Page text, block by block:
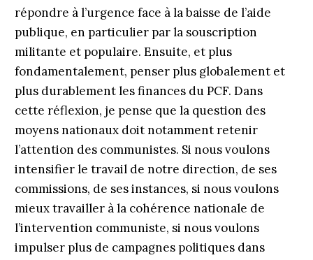
répondre à l’urgence face à la baisse de l’aide
publique, en particulier par la souscription
militante et populaire. Ensuite, et plus
fondamentalement, penser plus globalement et
plus durablement les finances du PCF. Dans
cette réflexion, je pense que la question des
moyens nationaux doit notamment retenir
l’attention des communistes. Si nous voulons
intensifier le travail de notre direction, de ses
commissions, de ses instances, si nous voulons
mieux travailler à la cohérence nationale de
l’intervention communiste, si nous voulons
impulser plus de campagnes politiques dans